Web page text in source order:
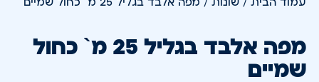
מפה אלבד בגליל 25 מ` כחול
שמיים